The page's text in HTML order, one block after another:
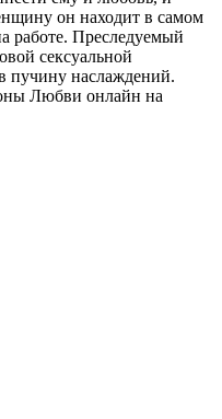
он находит в самом
работе. Преследуемый
сексуальной
пучину наслаждений.
Любви онлайн на